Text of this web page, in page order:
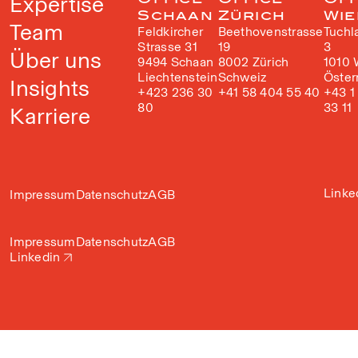
Team
Über uns
Insights
Karriere
ImpressumDatenschutzAGB
Schaan
Feldkircher
Strasse 31
9494 Schaan
Liechtenstein
+423 236 30
80
Zürich
Beethovenstrasse
19
8002 Zürich
Schweiz
+41 58 404 55 40
3
1010
+43
33 11
ImpressumDatenschutzAGB
Linkedin